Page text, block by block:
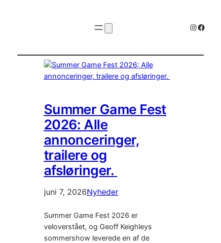
Summer Game Fest
2026: Alle
annonceringer,
trailere og
afsløringer.
juni 7, 2026Nyheder
Summer Game Fest 2026 er
veloverstået, og Geoff Keighleys
sommershow leverede en af de